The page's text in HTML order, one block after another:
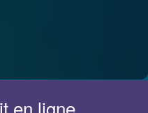
en ligne